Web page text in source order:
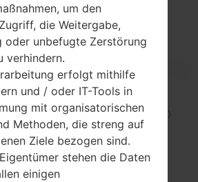
-
512MB
4GB
microSD, zu 32 GB
und Daten
1 Micro-SIM
GSM 850/900/1800/1900
MHz
HSDPA 900/2100 MHz
-
-
um den
die Weitergabe,
oder unbefugte Zerstörung
verhindern.
erfolgt mithilfe
und / oder IT-Tools in
mit organisatorischen
Methoden, die streng auf
Ziele bezogen sind.
stehen die Daten
einigen